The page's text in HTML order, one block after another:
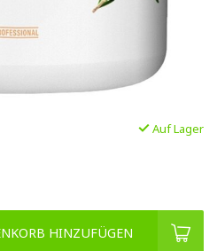
Auf Lager
HINZUFÜGEN